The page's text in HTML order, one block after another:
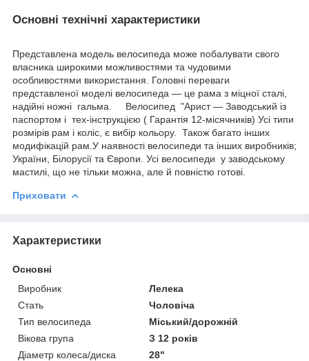
Основні технічні характеристики
Представлена модель велосипеда може побалувати свого
власника широкими можливостями та чудовими
особливостями використання. Головні переваги
представленої моделі велосипеда — це рама з міцної сталі,
надійні ножні гальма. Велосипед "Арист — Заводський із
паспортом і тех-інструкцією ( Гарантія 12-місячників) Усі типи
розмірів рам і коліс, є вибір кольору. Також багато інших
модифікацій рам.У наявності велосипеди та інших виробників;
України, Білорусії та Європи. Усі велосипеди у заводському
мастилі, що не тільки можна, але й повністю готові.
Приховати
Характеристики
Основні
Виробник
Лелека
Стать
Чоловіча
Тип велосипеда
Міський/дорожній
Вікова група
З 12 років
Діаметр колеса/диска
28"